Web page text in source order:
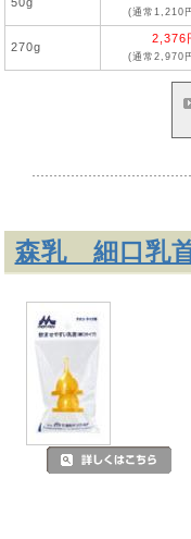
(通常1,210
270g
2,376
(通常2,970
森乳 細口乳